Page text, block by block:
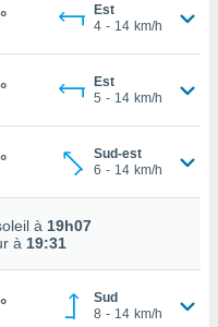
Est
4 - 14 km/h
Est
5 - 14 km/h
Sud-est
6 - 14 km/h
à 19h07
à 19:31
Sud
8 - 14 km/h